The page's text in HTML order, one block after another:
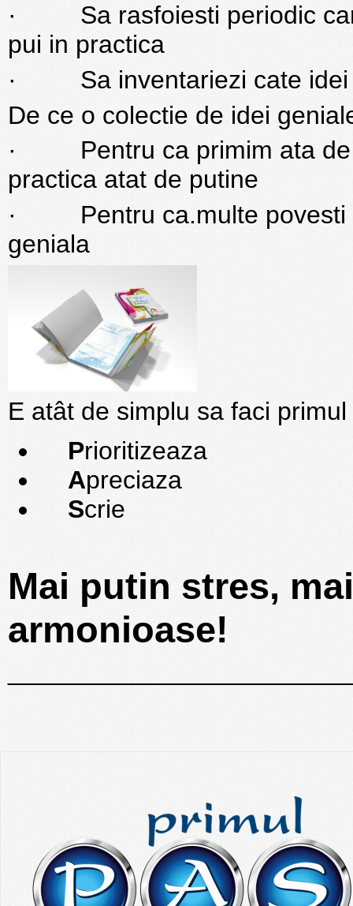
· Sa rasfoiesti periodic
pui in practica
· Sa inventariezi cate idei
De ce o colectie de idei
· Pentru ca primim ata de
practica atat de putine
· Pentru ca.multe povesti
geniala
E atât de simplu sa faci primul
Prioritizeaza
Apreciaza
Scrie
Mai putin stres,
armonioase!